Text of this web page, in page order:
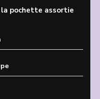
pochette assortie